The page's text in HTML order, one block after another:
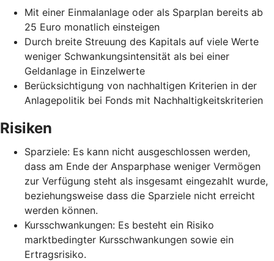
Mit einer Einmalanlage oder als Sparplan bereits ab
25 Euro monatlich einsteigen
Durch breite Streuung des Kapitals auf viele Werte
weniger Schwankungsintensität als bei einer
Geldanlage in Einzelwerte
Berücksichtigung von nachhaltigen Kriterien in der
Anlagepolitik bei Fonds mit Nachhaltigkeitskriterien
Risiken
Sparziele: Es kann nicht ausgeschlossen werden,
dass am Ende der Ansparphase weniger Vermögen
zur Verfügung steht als insgesamt eingezahlt wurde,
beziehungsweise dass die Sparziele nicht erreicht
werden können.
Kursschwankungen: Es besteht ein Risiko
marktbedingter Kursschwankungen sowie ein
Ertragsrisiko.